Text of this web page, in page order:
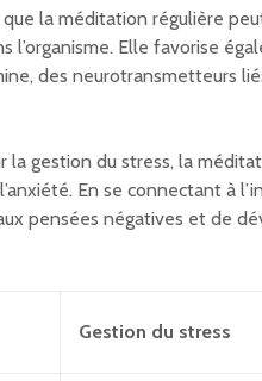
la méditation régulière
l’organisme. Elle favorise
des neurotransmetteurs
la gestion du stress, la
En se connectant à
pensées négatives et de
Gestion du stress